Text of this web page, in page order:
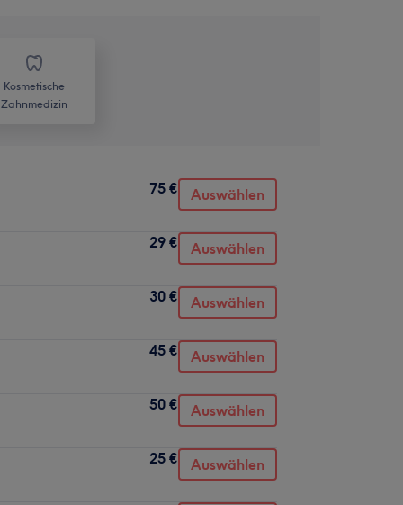
Kosmetische
Zahnmedizin
75 € Auswählen
29 € Auswählen
30 € Auswählen
45 € Auswählen
50 € Auswählen
25 € Auswählen